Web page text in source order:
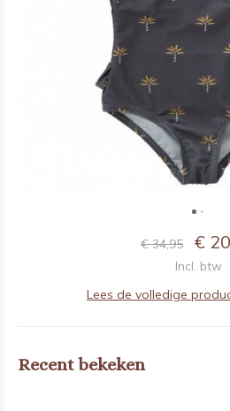
€ 34,95 €
Incl. btw
Lees de volledige
Recent bekeken